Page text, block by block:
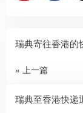
瑞典寄往香港的
« 上一篇
瑞典至香港快递